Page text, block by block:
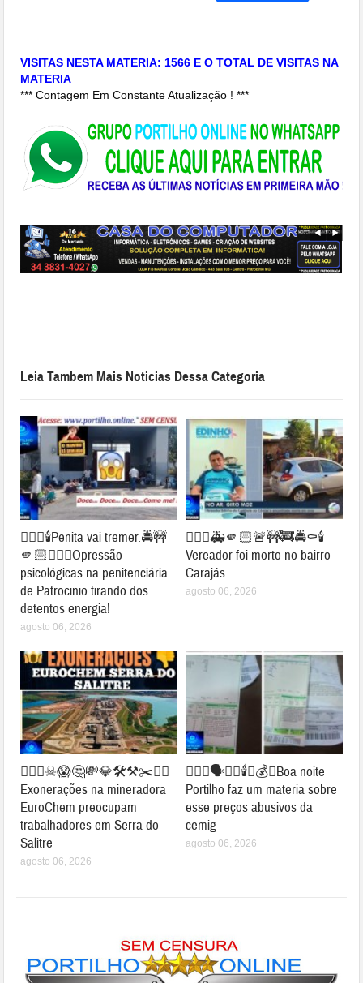
VISITAS NESTA MATERIA: 1566 E O TOTAL DE VISITAS NA
MATERIA
*** Contagem Em Constante Atualização ! ***
Leia Tambem Mais Noticias Dessa Categoria
👉🏻🚨🕯️Penita vai tremer.🚔🚧
🫵🏻⛓️‍💥😱Opressão
psicológicas na penitenciária
de Patrocinio tirando dos
detentos energia!
agosto 06, 2026
👉🏻🤔🚑🫵🏻🚨🚧🚒🚔⚰️🕯️
Vereador foi morto no bairro
Carajás.
agosto 06, 2026
👉🏻👀☠😱🤔💸💎🛠⚒✂⛓‍💥
Exonerações na mineradora
EuroChem preocupam
trabalhadores em Serra do
Salitre
agosto 06, 2026
👉🏻😱🗣️🔦💡🕯️💸💰💡Boa noite
Portilho faz um materia sobre
esse preços abusivos da
cemig
agosto 06, 2026